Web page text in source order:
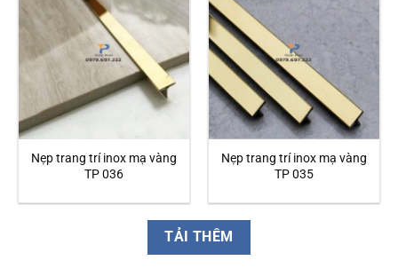
Nẹp trang trí inox mạ vàng
TP 036
Nẹp trang trí inox mạ vàng
TP 035
TẢI THÊM